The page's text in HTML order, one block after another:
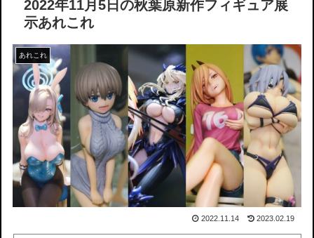
2022年11月5日の秋葉原新作フィギュア展
示あれこれ
あれこれ
2022.11.14 2023.02.19